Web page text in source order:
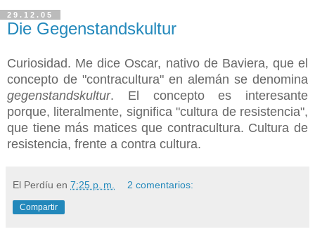
29.12.05
Die Gegenstandskultur
Curiosidad. Me dice Oscar, nativo de Baviera, que el
concepto de "contracultura" en alemán se denomina
gegenstandskultur. El concepto es interesante
porque, literalmente, significa "cultura de resistencia",
que tiene más matices que contracultura. Cultura de
resistencia, frente a contra cultura.
El Perdíu en 7:25 p. m. 2 comentarios:
Compartir